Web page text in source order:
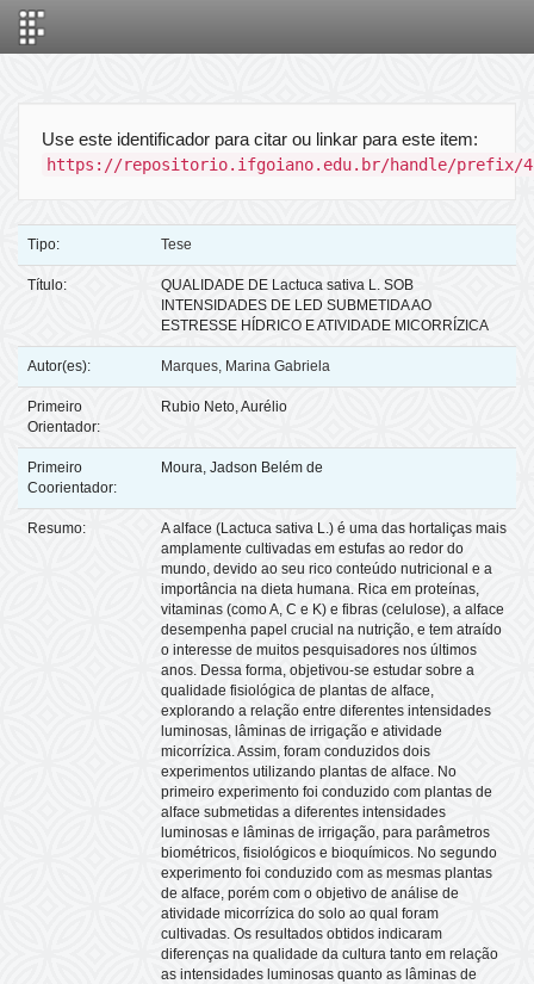
Use este identificador para citar ou linkar para este item:
https://repositorio.ifgoiano.edu.br/handle/prefix/
Tipo: Tese
Título:
QUALIDADE DE Lactuca sativa L. SOB
INTENSIDADES DE LED SUBMETIDA AO
ESTRESSE HÍDRICO E ATIVIDADE MICORRÍZICA
Autor(es): Marques, Marina Gabriela
Primeiro
Orientador:
Rubio Neto, Aurélio
Primeiro
Coorientador:
Moura, Jadson Belém de
Resumo:
A alface (Lactuca sativa L.) é uma das hortaliças mais
amplamente cultivadas em estufas ao redor do
mundo, devido ao seu rico conteúdo nutricional e a
importância na dieta humana. Rica em proteínas,
vitaminas (como A, C e K) e fibras (celulose), a alface
desempenha papel crucial na nutrição, e tem atraído
o interesse de muitos pesquisadores nos últimos
anos. Dessa forma, objetivou-se estudar sobre a
qualidade fisiológica de plantas de alface,
explorando a relação entre diferentes intensidades
luminosas, lâminas de irrigação e atividade
micorrízica. Assim, foram conduzidos dois
experimentos utilizando plantas de alface. No
primeiro experimento foi conduzido com plantas de
alface submetidas a diferentes intensidades
luminosas e lâminas de irrigação, para parâmetros
biométricos, fisiológicos e bioquímicos. No segundo
experimento foi conduzido com as mesmas plantas
de alface, porém com o objetivo de análise de
atividade micorrízica do solo ao qual foram
cultivadas. Os resultados obtidos indicaram
diferenças na qualidade da cultura tanto em relação
as intensidades luminosas quanto as lâminas de